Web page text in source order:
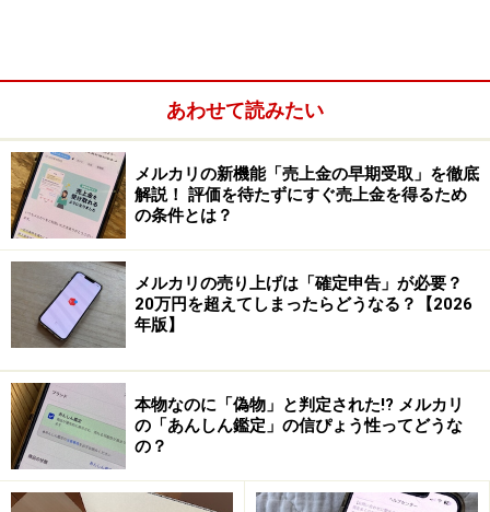
購入者は一刻も早く商品を手に取りたいと思っているの
で、出品者のコメントを勘違いをしていたり、忘れてし
まうこともあります。筆者自身がそういう経験をしてい
て、以前バッグを購入したとき出品者から「1週間以内
に発送します」とコメントがあり、解釈の仕方を間違え
ていたことがあります。
「1週間以内」という言葉がポイントだと思うのです
が、購入者としては3日くらいかなと思っている反面、
出品者からすれば7日後に発送すればいいという感じだ
ったようです。そのため、筆者は「発送が遅いな」と感
じてしまい、コメントを確認して納得したというわけで
す。もし発送が遅いと思ったら、もう一度コメントや商
品説明を確認すると、注意点などが書いてあるかもしれ
あわせて読みたい
メルカリの新機能「売上金の早期受取」を徹底
解説！ 評価を待たずにすぐ売上金を得るため
の条件とは？
メルカリの売り上げは「確定申告」が必要？
20万円を超えてしまったらどうなる？【2026
年版】
本物なのに「偽物」と判定された!? メルカリ
の「あんしん鑑定」の信ぴょう性ってどうな
の？